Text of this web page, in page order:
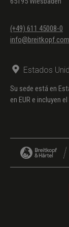
(+49) 611 45008-0
info@breitkopf.com
Estados
Su sede está en
en EUR e incluyen